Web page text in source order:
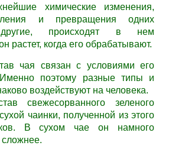
химические изменения,
и превращения одних
происходят в нем
растет, когда его обрабатывают.
чая связан с условиями его
Именно поэтому разные типы и
воздействуют на человека.
свежесорванного зеленого
чаинки, полученной из этого
В сухом чае он намного
сложнее.